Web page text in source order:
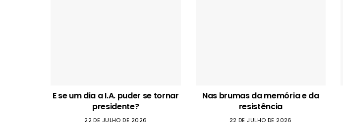
E se um dia a I.A. puder se tornar
presidente?
22 DE JULHO DE 2026
Nas brumas da memória e da
resistência
22 DE JULHO DE 2026